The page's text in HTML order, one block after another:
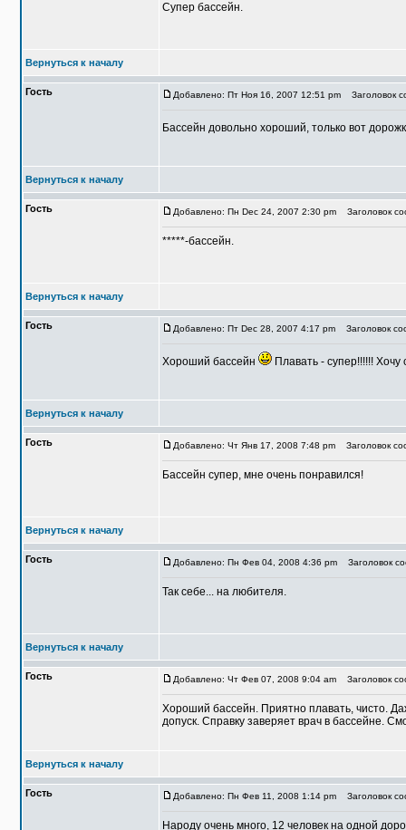
Супер бассейн.
Вернуться к началу
Гость Добавлено: Пт Ноя 16, 2007 12:51 pm Заголовок
Бассейн довольно хороший, только вот
Вернуться к началу
Гость Добавлено: Пн Dec 24, 2007 2:30 pm Заголовок
*****-бассейн.
Вернуться к началу
Гость Добавлено: Пт Dec 28, 2007 4:17 pm Заголовок
Хороший бассейн Плавать - супер!!!!!! Хочу
Вернуться к началу
Гость Добавлено: Чт Янв 17, 2008 7:48 pm Заголовок
Бассейн супер, мне очень понравился!
Вернуться к началу
Гость Добавлено: Пн Фев 04, 2008 4:36 pm Заголовок
Так себе... на любителя.
Вернуться к началу
Гость Добавлено: Чт Фев 07, 2008 9:04 am Заголовок
Хороший бассейн. Приятно плавать, чисто.
допуск. Справку заверяет врач в бассейне.
Вернуться к началу
Гость Добавлено: Пн Фев 11, 2008 1:14 pm Заголовок
Народу очень много, 12 человек на одной